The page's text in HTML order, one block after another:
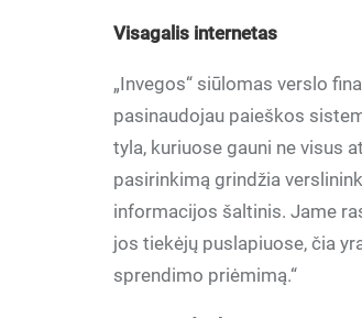
Visagalis internetas
„Invegos“ siūlomas verslo
pasinaudojau paieškos
tyla, kuriuose gauni ne visus
pasirinkimą grindžia
informacijos šaltinis. Jame
jos tiekėjų puslapiuose, čia
sprendimo priėmimą.“